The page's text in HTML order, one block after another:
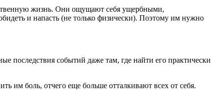
жизнь. Они ощущают себя ущербными,
и напасть (не только физически). Поэтому им нужно
последствия событий даже там, где найти его практически
им боль, отчего еще больше отталкивают всех от себя.